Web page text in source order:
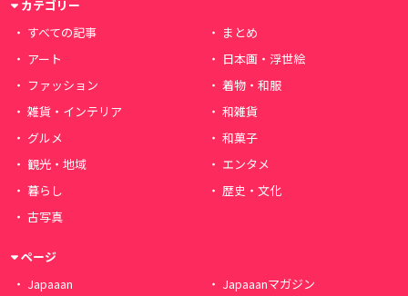
カテゴリー
すべての記事
まとめ
アート
日本画・浮世絵
ファッション
着物・和服
雑貨・インテリア
和雑貨
グルメ
和菓子
観光・地域
エンタメ
暮らし
歴史・文化
古写真
ページ
Japaaan
Japaaanマガジン